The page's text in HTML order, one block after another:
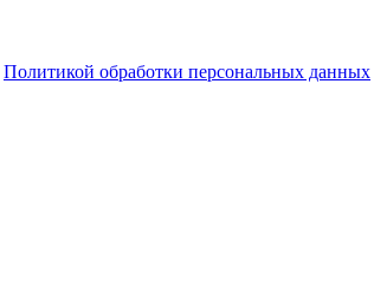
Политикой обработки персональных данных